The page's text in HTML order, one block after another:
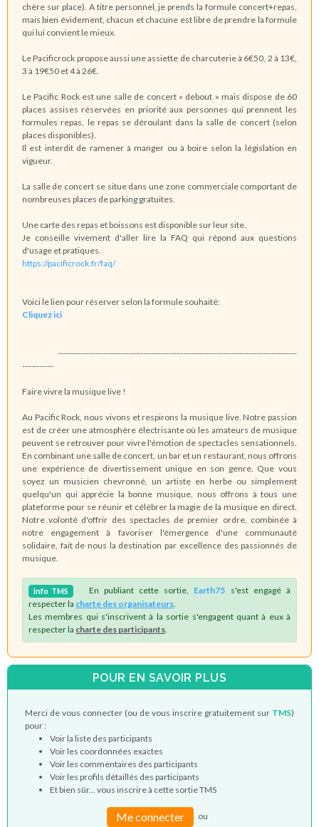
chère sur place). A titre personnel, je prends la formule concert+repas,
mais bien évidement, chacun et chacune est libre de prendre la formule
qui lui convient le mieux.
Le Pacificrock propose aussi une assiette de charcuterie à 6€50, 2 à 13€,
3 à 19€50 et 4 à 26€.
Le Pacific Rock est une salle de concert « debout » mais dispose de 60
places assises réservées en priorité aux personnes qui prennent les
formules repas, le repas se déroulant dans la salle de concert (selon
places disponibles).
Il est interdit de ramener à manger ou à boire selon la législation en
vigueur.
La salle de concert se situe dans une zone commerciale comportant de
nombreuses places de parking gratuites.
Une carte des repas et boissons est disponible sur leur site.
Je conseille vivement d'aller lire la FAQ qui répond aux questions
d'usage et pratiques.
https://pacificrock.fr/faq/
Voici le lien pour réserver selon la formule souhaité:
Cliquez ici
------------------------------------------------------------------------------------
-----------
Faire vivre la musique live !
Au Pacific Rock, nous vivons et respirons la musique live. Notre passion
est de créer une atmosphère électrisante où les amateurs de musique
peuvent se retrouver pour vivre l'émotion de spectacles sensationnels.
En combinant une salle de concert, un bar et un restaurant, nous offrons
une expérience de divertissement unique en son genre. Que vous
soyez un musicien chevronné, un artiste en herbe ou simplement
quelqu'un qui apprécie la bonne musique, nous offrons à tous une
plateforme pour se réunir et célébrer la magie de la musique en direct.
Notre volonté d'offrir des spectacles de premier ordre, combinée à
notre engagement à favoriser l'émergence d'une communauté
solidaire, fait de nous la destination par excellence des passionnés de
musique.
Info TMS En publiant cette sortie, Earth75 s'est engagé à
respecter la charte des organisateurs
Les membres qui s'inscrivent à la sortie s'engagent quant à eux à
respecter la charte des participants
POUR EN SAVOIR PLUS
Merci de vous connecter (ou de vous inscrire gratuitement sur TMS)
pour :
Voir la liste des participants
Voir les coordonnées exactes
Voir les commentaires des participants
Voir les profils détaillés des participants
Et bien sûr... vous inscrire à cette sortie TMS
Me connecter ou